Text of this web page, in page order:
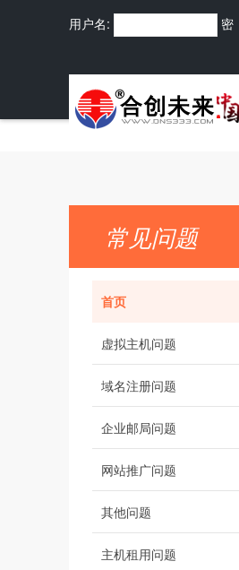
用户名:
常见问题
首页
虚拟主机问题
域名注册问题
企业邮局问题
网站推广问题
其他问题
主机租用问题